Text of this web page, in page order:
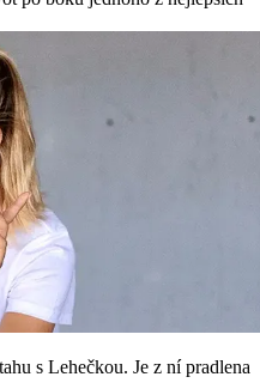
s Lehečkou. Je z ní pradlena